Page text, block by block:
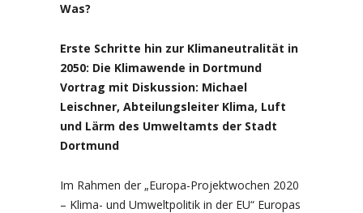
Was?
Erste Schritte hin zur Klimaneutralität in
2050: Die Klimawende in Dortmund
Vortrag mit Diskussion: Michael
Leischner, Abteilungsleiter Klima, Luft
und Lärm des Umweltamts der Stadt
Dortmund
Im Rahmen der „Europa-Projektwochen 2020
– Klima- und Umweltpolitik in der EU“ Europas